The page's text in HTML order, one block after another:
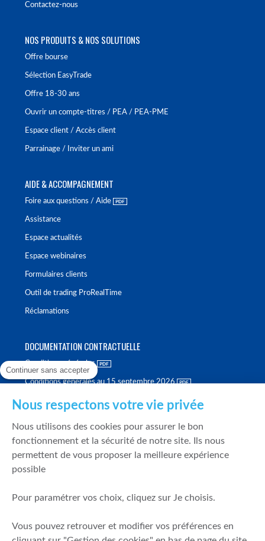
Contactez-nous
NOS PRODUITS & NOS SOLUTIONS
Offre bourse
Sélection EasyTrade
Offre 18-30 ans
Ouvrir un compte-titres / PEA / PEA-PME
Espace client / Accès client
Parrainage / Inviter un ami
AIDE & ACCOMPAGNEMENT
Foire aux questions / Aide
Assistance
Espace actualités
Espace webinaires
Formulaires clients
Outil de trading ProRealTime
Réclamations
DOCUMENTATION CONTRACTUELLE
Conditions générales
Conditions générales au 15 septembre 2026
Politique de meilleure sélection
Politique de durabilité
Fonds de garantie des dépôts et de résolution
Mentions légales
Continuer sans accepter
Nous respectons votre vie privée
Nous utilisons des cookies pour assurer le bon
fonctionnement et la sécurité de notre site. Ils nous
permettent de vous proposer la meilleure expérience
possible
Pour paramétrer vos choix, cliquez sur Je choisis.
Vous pouvez retrouver et modifier vos préférences en